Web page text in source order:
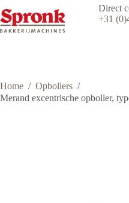
naar
de
Direct
+31
Home / Opbollers /
Merand excentrische opboller,